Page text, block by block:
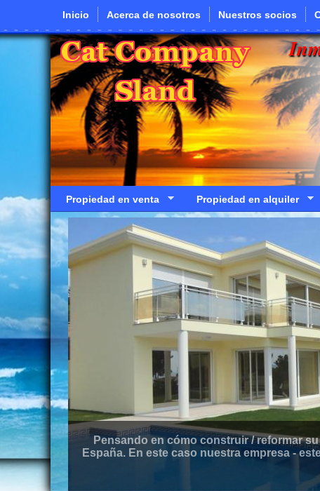
Pasar al contenido principal
Inicio Acerca de nosotros Nuestros socios
Propiedad en venta Propiedad en alquiler
Pensando en cómo construir / reformar
España. En este caso nuestra empresa -